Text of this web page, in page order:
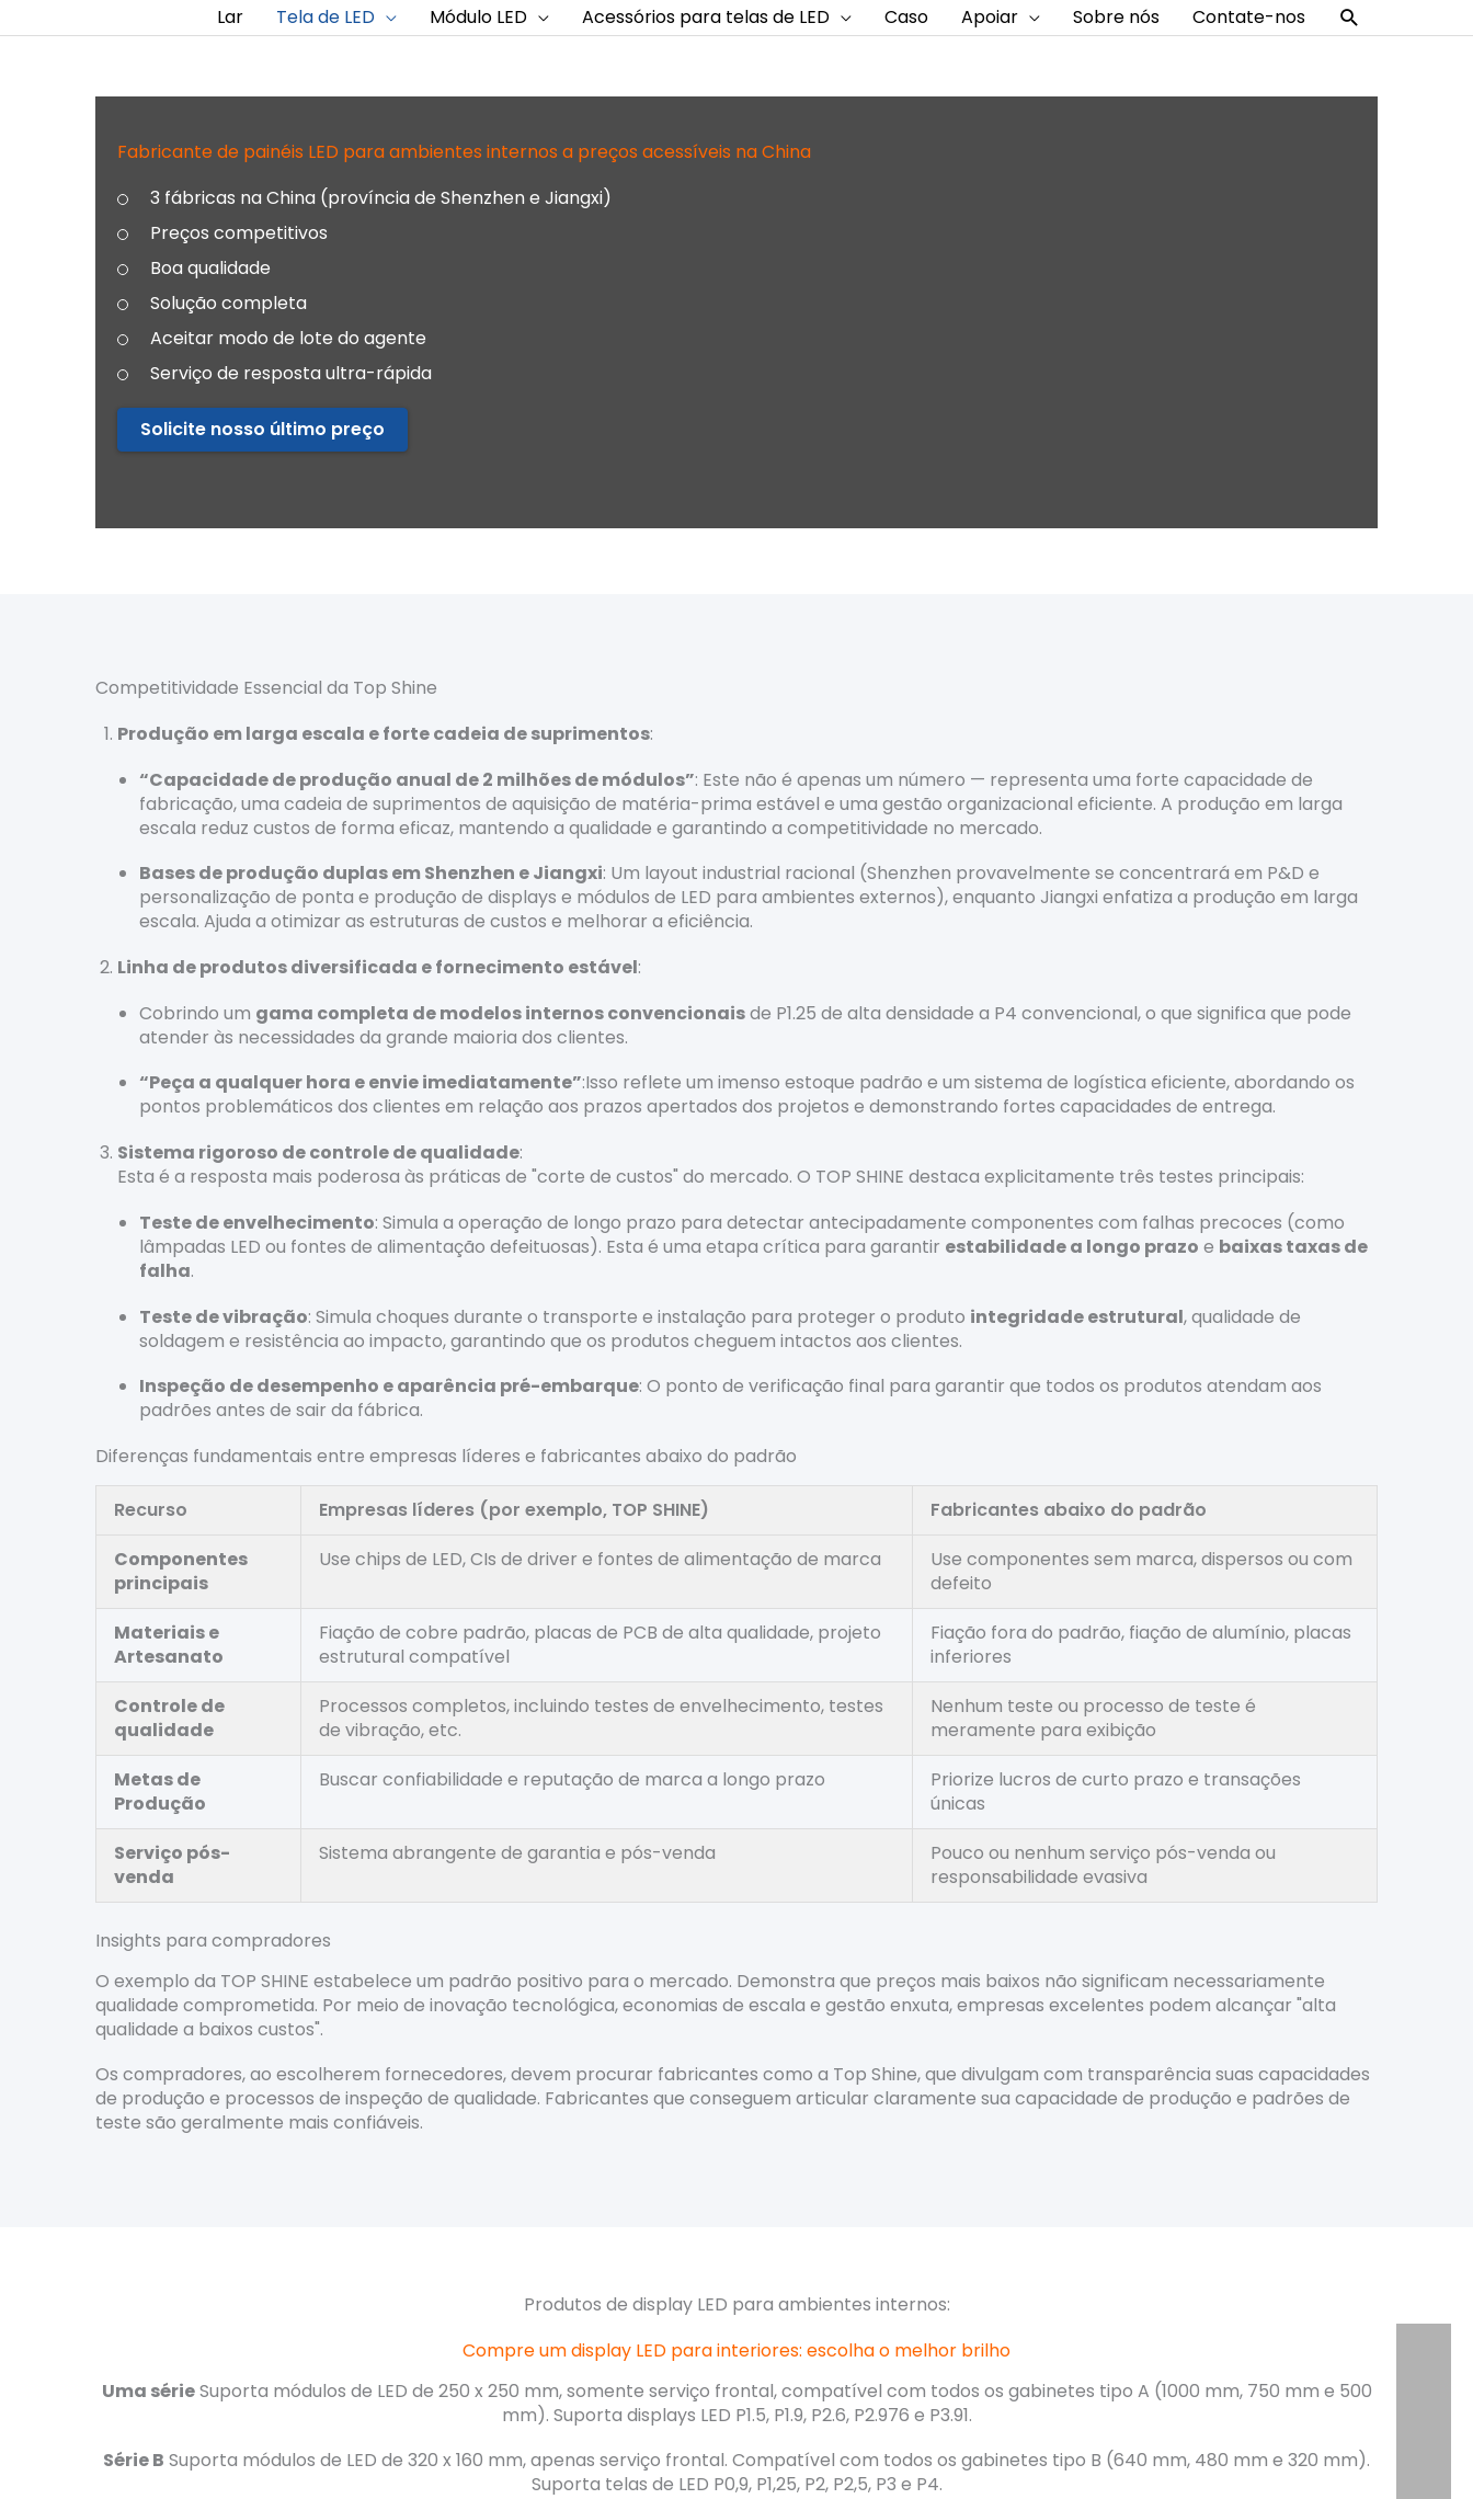
Lar Tela de LED Módulo LED Acessórios para telas de LED Caso Apoiar Sobre nós Contate-nos Procurar
Fabricante de painéis LED para ambientes internos a preços acessíveis na China
3 fábricas na China (província de Shenzhen e Jiangxi)
Preços competitivos
Boa qualidade
Solução completa
Aceitar modo de lote do agente
Serviço de resposta ultra-rápida
Solicite nosso último preço
Competitividade Essencial da Top Shine
Produção em larga escala e forte cadeia de suprimentos:
“Capacidade de produção anual de 2 milhões de módulos”: Este não é apenas um número — representa uma forte capacidade de
fabricação, uma cadeia de suprimentos de aquisição de matéria-prima estável e uma gestão organizacional eficiente. A produção em larga
escala reduz custos de forma eficaz, mantendo a qualidade e garantindo a competitividade no mercado.
Bases de produção duplas em Shenzhen e Jiangxi: Um layout industrial racional (Shenzhen provavelmente se concentrará em P&D e
personalização de ponta e produção de displays e módulos de LED para ambientes externos), enquanto Jiangxi enfatiza a produção em larga
escala. Ajuda a otimizar as estruturas de custos e melhorar a eficiência.
Linha de produtos diversificada e fornecimento estável:
Cobrindo um gama completa de modelos internos convencionaisde P1.25 de alta densidade a P4 convencional, o que significa que pode
atender às necessidades da grande maioria dos clientes.
“Peça a qualquer hora e envie imediatamente”:Isso reflete um imenso estoque padrão e um sistema de logística eficiente, abordando os
pontos problemáticos dos clientes em relação aos prazos apertados dos projetos e demonstrando fortes capacidades de entrega.
Sistema rigoroso de controle de qualidade:
Esta é a resposta mais poderosa às práticas de "corte de custos" do mercado. O TOP SHINE destaca explicitamente três testes principais:
Teste de envelhecimento: Simula a operação de longo prazo para detectar antecipadamente componentes com falhas precoces (como
lâmpadas LED ou fontes de alimentação defeituosas). Esta é uma etapa crítica para garantir estabilidade a longo prazo e baixas taxas de
falha.
Teste de vibração: Simula choques durante o transporte e instalação para proteger o produto integridade estrutural, qualidade de
soldagem e resistência ao impacto, garantindo que os produtos cheguem intactos aos clientes.
Inspeção de desempenho e aparência pré-embarque: O ponto de verificação final para garantir que todos os produtos atendam aos
padrões antes de sair da fábrica.
Diferenças fundamentais entre empresas líderes e fabricantes abaixo do padrão
Recurso Empresas líderes (por exemplo, TOP SHINE)
Fabricantes abaixo do padrão
Componentes
principais
Use chips de LED, CIs de driver e fontes de alimentação de marca
Use componentes sem marca, dispersos ou com
defeito
Materiais e
Artesanato
Fiação de cobre padrão, placas de PCB de alta qualidade, projeto
estrutural compatível
Fiação fora do padrão, fiação de alumínio, placas
inferiores
Controle de
qualidade
Processos completos, incluindo testes de envelhecimento, testes
de vibração, etc.
Nenhum teste ou processo de teste é
meramente para exibição
Metas de
Produção
Buscar confiabilidade e reputação de marca a longo prazo
Priorize lucros de curto prazo e transações
únicas
Serviço pós-
venda
Sistema abrangente de garantia e pós-venda
Pouco ou nenhum serviço pós-venda ou
responsabilidade evasiva
Insights para compradores
O exemplo da TOP SHINE estabelece um padrão positivo para o mercado. Demonstra que preços mais baixos não significam necessariamente
qualidade comprometida. Por meio de inovação tecnológica, economias de escala e gestão enxuta, empresas excelentes podem alcançar "alta
qualidade a baixos custos".
Os compradores, ao escolherem fornecedores, devem procurar fabricantes como a Top Shine, que divulgam com transparência suas capacidades
de produção e processos de inspeção de qualidade. Fabricantes que conseguem articular claramente sua capacidade de produção e padrões de
teste são geralmente mais confiáveis.
Produtos de display LED para ambientes internos:
Compre um display LED para interiores: escolha o melhor brilho
Uma sérieSuporta módulos de LED de 250 x 250 mm, somente serviço frontal, compatível com todos os gabinetes tipo A (1000 mm, 750 mm e 500
mm). Suporta displays LED P1.5, P1.9, P2.6, P2.976 e P3.91.
Série B Suporta módulos de LED de 320 x 160 mm, apenas serviço frontal. Compatível com todos os gabinetes tipo B (640 mm, 480 mm e 320 mm).
Suporta telas de LED P0,9, P1,25, P2, P2,5, P3 e P4.